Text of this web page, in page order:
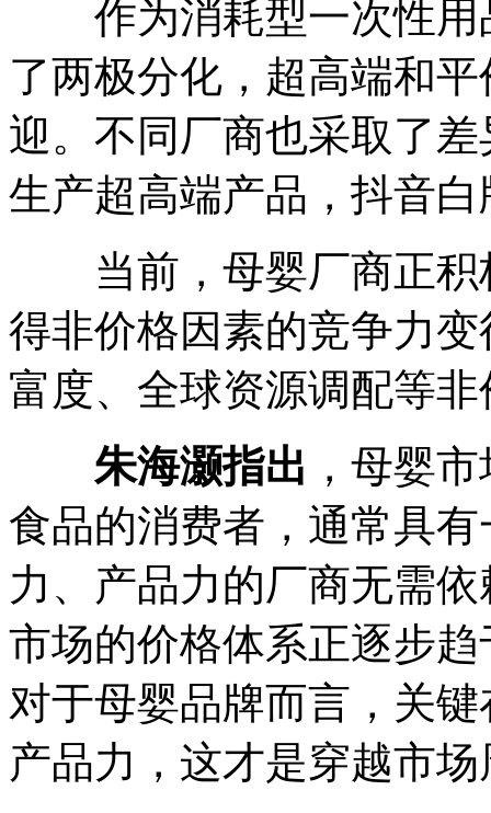
作为消耗型一次性用
了两极分化，超高端和
迎。不同厂商也采取了
生产超高端产品，抖音
当前，母婴厂商正积
得非价格因素的竞争力
富度、全球资源调配等
朱海灏指出 ，母婴
食品的消费者，通常具
力、产品力的厂商无需
市场的价格体系正逐步
对于母婴品牌而言，关
产品力，这才是穿越市